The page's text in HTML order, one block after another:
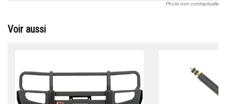
Photo non contractuelle
Voir aussi